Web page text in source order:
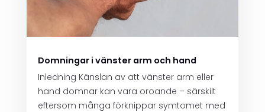
Domningar i vänster arm och hand
Inledning Känslan av att vänster arm eller
hand domnar kan vara oroande – särskilt
eftersom många förknippar symtomet med